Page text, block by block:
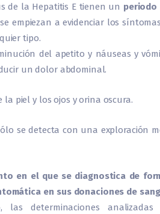
de la Hepatitis E tienen un periodo
empiezan a evidenciar los
tipo.
del apetito y náuseas y
un dolor abdominal.
piel y los ojos y orina oscura.
se detecta con una exploración
en el que se diagnostica de
en sus donaciones de
determinaciones